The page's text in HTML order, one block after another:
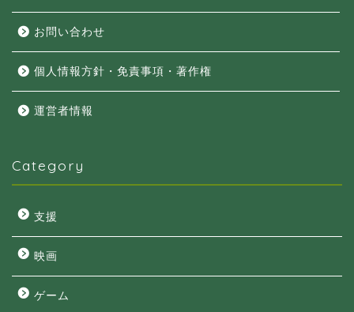
お問い合わせ
個人情報方針・免責事項・著作権
運営者情報
Category
支援
映画
ゲーム